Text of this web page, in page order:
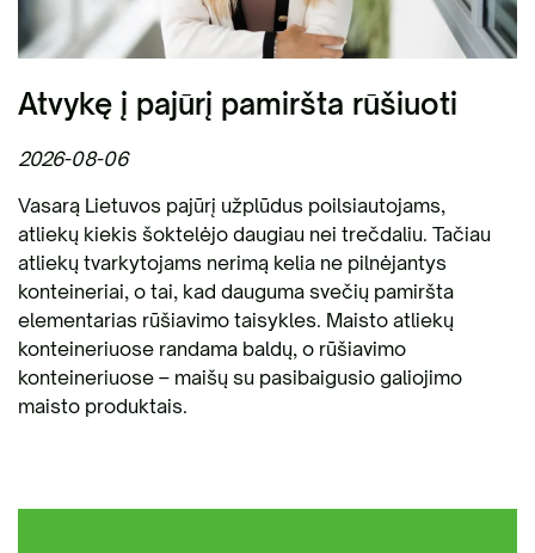
Atvykę į pajūrį pamiršta rūšiuoti
2026-08-06
Vasarą Lietuvos pajūrį užplūdus poilsiautojams,
atliekų kiekis šoktelėjo daugiau nei trečdaliu. Tačiau
atliekų tvarkytojams nerimą kelia ne pilnėjantys
konteineriai, o tai, kad dauguma svečių pamiršta
elementarias rūšiavimo taisykles. Maisto atliekų
konteineriuose randama baldų, o rūšiavimo
konteineriuose – maišų su pasibaigusio galiojimo
maisto produktais.